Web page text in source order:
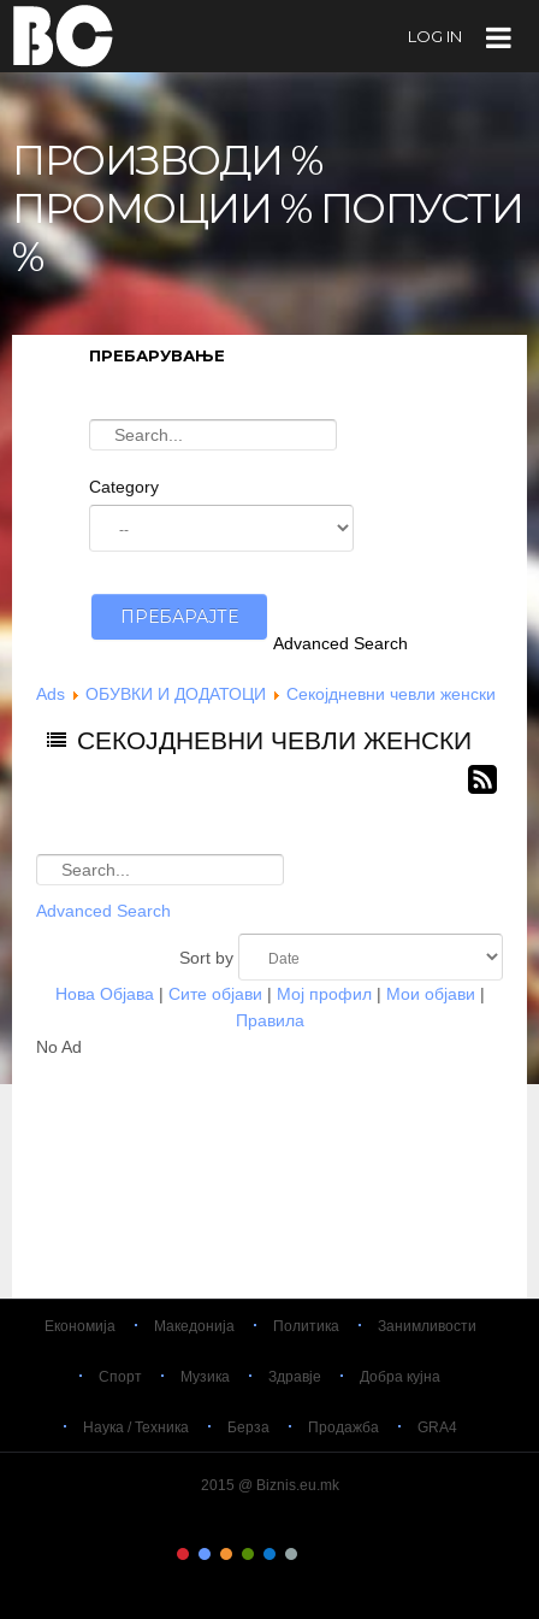
LOG IN
ПРОИЗВОДИ %
ПРОМОЦИИ % ПОПУСТИ
%
ПРЕБАРУВАЊЕ
Category
Advanced Search
Ads ОБУВКИ И ДОДАТОЦИ Секојдневни чевли женски
СЕКОЈДНЕВНИ ЧЕВЛИ ЖЕНСКИ
Advanced Search
Sort by
Нова Објава | Сите објави | Мој профил| Мои објави |
Правила
No Ad
Економија Македонија Политика Занимливости
Спорт Музика Здравје Добра кујна
Наука / Техника Берза Продажба GRA4
2015 @ Biznis.eu.mk